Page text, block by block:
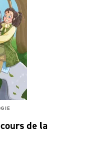
de la